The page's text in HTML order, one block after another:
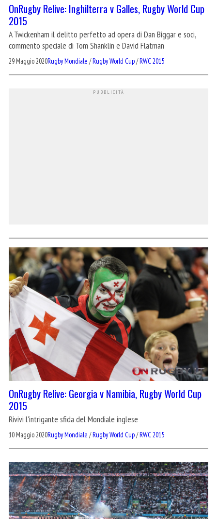
OnRugby Relive: Inghilterra v Galles, Rugby World Cup
2015
A Twickenham il delitto perfetto ad opera di Dan Biggar e soci,
commento speciale di Tom Shanklin e David Flatman
29 Maggio 2020Rugby Mondiale /Rugby World Cup/RWC 2015
OnRugby Relive: Georgia v Namibia, Rugby World Cup
2015
Rivivi l'intrigante sfida del Mondiale inglese
10 Maggio 2020Rugby Mondiale /Rugby World Cup/RWC 2015